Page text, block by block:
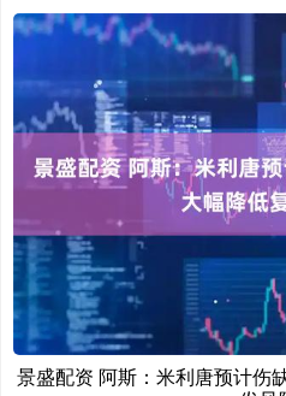
景盛配资 阿斯：米利唐预计伤